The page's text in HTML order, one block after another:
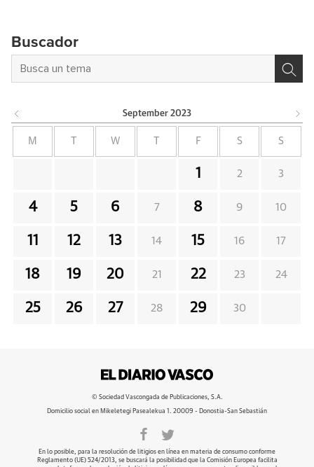
Buscador
September 2023
M W F S S
1 2 3
4 5 6 7 8 9 10
11 12 13 14 15 16 17
18 19 20 21 22 23 24
25 26 27 28 29 30
© Sociedad Vascongada de Publicaciones, S.A.
Domicilio social en Mikeletegi Pasealekua 1. 20009 - Donostia-San Sebastián
En lo posible, para la resolución de litigios en línea en materia de consumo conforme
Reglamento (UE) 524/2013, se buscará la posibilidad que la Comisión Europea facilita